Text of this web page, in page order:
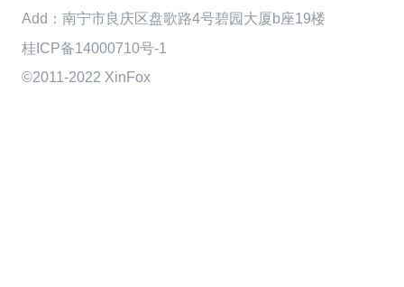
Add：南宁市良庆区盘歌路4号碧园大厦b座19楼
桂ICP备14000710号-1
©2011-2022 XinFox